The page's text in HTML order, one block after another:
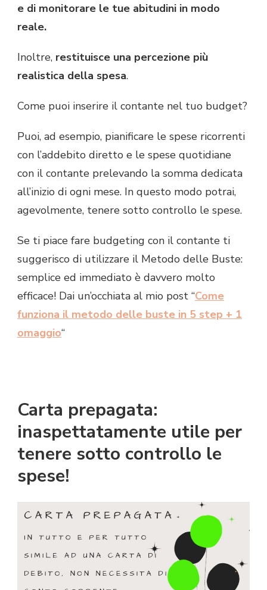
e di monitorare le tue abitudini in modo
reale.
Inoltre, restituisce una percezione più
realistica della spesa.
Come puoi inserire il contante nel tuo budget?
Puoi, ad esempio, pianificare le spese ricorrenti
con l’addebito diretto e le spese quotidiane
con il contante prelevando la somma dedicata
all’inizio di ogni mese. In questo modo potrai,
agevolmente, tenere sotto controllo le spese.
Se ti piace fare budgeting con il contante ti
suggerisco di utilizzare il Metodo delle Buste:
semplice ed immediato è davvero molto
efficace! Dai un’occhiata al mio post “Come
funziona il metodo delle buste in 5 step + 1
omaggio“
Carta prepagata:
inaspettatamente utile per
tenere sotto controllo le
spese!